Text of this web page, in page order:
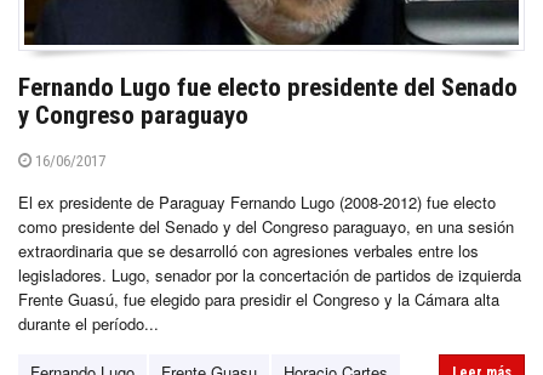
Fernando Lugo fue electo presidente del Senado
y Congreso paraguayo
16/06/2017
El ex presidente de Paraguay Fernando Lugo (2008-2012) fue electo
como presidente del Senado y del Congreso paraguayo, en una sesión
extraordinaria que se desarrolló con agresiones verbales entre los
legisladores. Lugo, senador por la concertación de partidos de izquierda
Frente Guasú, fue elegido para presidir el Congreso y la Cámara alta
durante el período...